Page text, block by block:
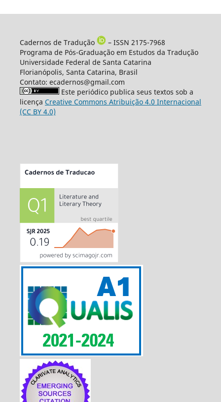
Cadernos de Tradução
– ISSN 2175-7968
Programa de Pós-Graduação em Estudos da Tradução
Universidade Federal de Santa Catarina
Florianópolis, Santa Catarina, Brasil
Contato: ecadernos@gmail.com
Este periódico publica seus textos sob a
licença Creative Commons Atribuição 4.0 Internacional
(CC BY 4.0)